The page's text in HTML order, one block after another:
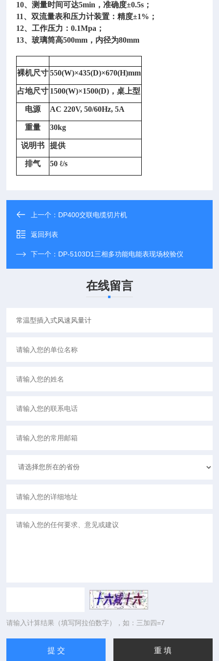
10、测量时间可达5min，准确度±0.5s；
11、双流量表和压力计装置：精度±1%；
12、工作压力：0.1Mpa；
13、玻璃筒高500mm，内径为80mm
裸机尺寸 550(W)×435(D)×670(H)mm
占地尺寸 1500(W)×1500(D)，桌上型
电源 AC 220V, 50/60Hz, 5A
重量 30kg
说明书 提供
排气 50 ℓ/s
上一个： DP400交联电缆切片机
返回列表
下一个： DP-5103D1三相多功能电能表现场校验仪
在线留言
请输入计算结果（填写阿拉伯数字），如：三加四=7